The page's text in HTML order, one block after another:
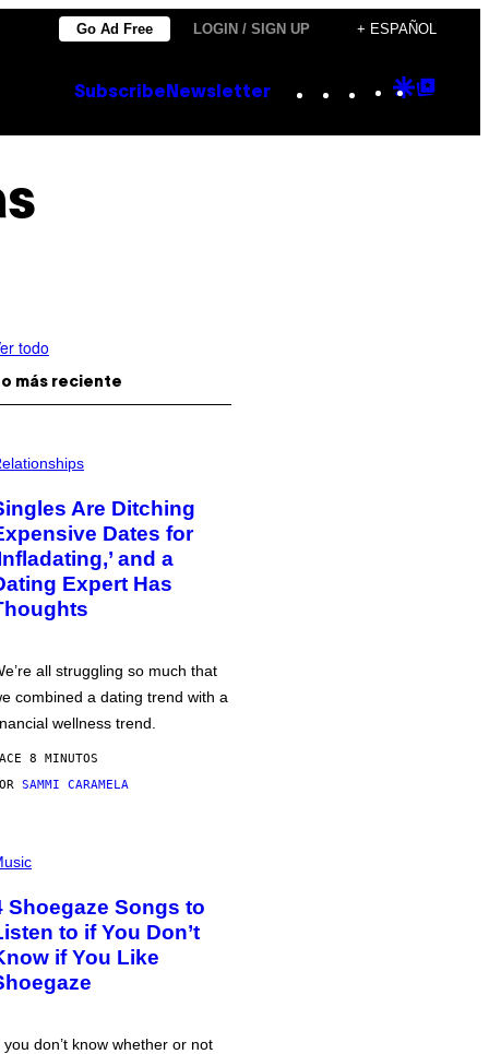
Go Ad Free LOGIN / SIGN UP + ESPAÑOL
Subscribe Newsletter Instagram
TikTok
YouTube
Google
todo
más reciente
Are Ditching
Dates for
and a
Expert Has
all struggling so much that
combined a dating trend with a
wellness trend.
8 MINUTOS
SAMMI CARAMELA
Shoegaze Songs to
to if You Don’t
if You Like
you don’t know whether or not